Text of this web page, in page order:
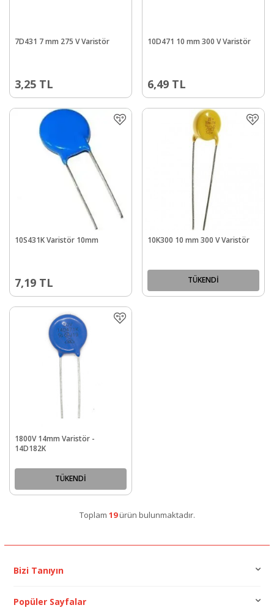
7D431 7 mm 275 V Varistör
3,25 TL
10D471 10 mm 300 V Varistör
6,49 TL
10S431K Varistör 10mm
7,19 TL
10K300 10 mm 300 V Varistör
TÜKENDİ
1800V 14mm Varistör -
14D182K
TÜKENDİ
Toplam 19ürün bulunmaktadır.
Bizi Tanıyın
Popüler Sayfalar